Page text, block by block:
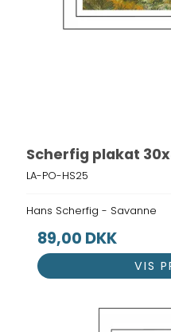
Scherfig plakat
LA-PO-HS25
Hans Scherfig - Savanne
89,00 DKK
VIS